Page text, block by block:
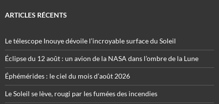
ARTICLES RÉCENTS
Le télescope Inouye dévoile l’incroyable surface du Soleil
Éclipse du 12 août : un avion de la NASA dans l’ombre de la Lune
Éphémérides : le ciel du mois d’août 2026
Le Soleil se lève, rougi par les fumées des incendies